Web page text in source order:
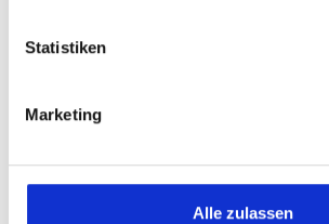
Statistiken
Marketing
Alle zulassen
Teilen & Drucken
Zurück